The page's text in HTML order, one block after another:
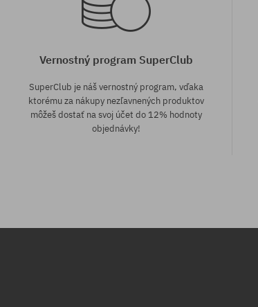
Vernostný program SuperClub
SuperClub je náš vernostný program, vďaka
ktorému za nákupy nezľavnených produktov
môžeš dostať na svoj účet do 12% hodnoty
objednávky!